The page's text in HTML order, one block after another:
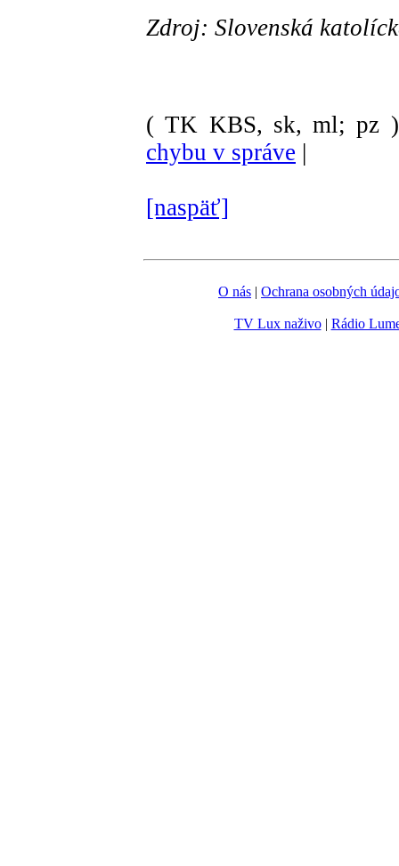
Zdroj: Slovenská
( TK KBS, sk, ml; pz )
chybu v správe |
[naspäť]
O nás | Ochrana osobných
TV Lux naživo| Rádio